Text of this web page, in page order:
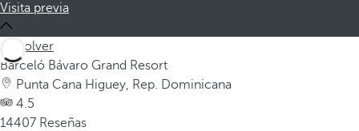
Visita previa
Volver
Barceló Bávaro Grand Resort
Punta Cana Higuey, Rep. Dominicana
4.5
14407 Reseñas